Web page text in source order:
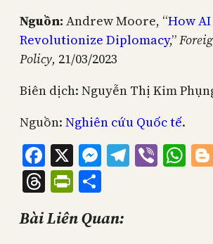
Nguồn: Andrew Moore, “How
Revolutionize Diplomacy,”
Policy, 21/03/2023
Biên dịch: Nguyễn Thị Kim
Nguồn: Nghiên cứu Quốc tế.
Facebook
X Messenger
Viber
ThreadsPrintFriendly
Bài Liên Quan: